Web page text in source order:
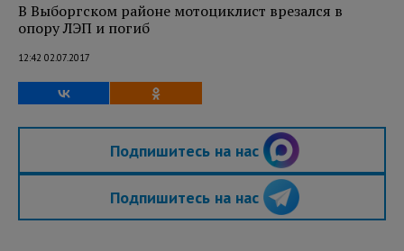
В Выборгском районе мотоциклист врезался в
опору ЛЭП и погиб
12:42 02.07.2017
Подпишитесь на нас
Подпишитесь на нас